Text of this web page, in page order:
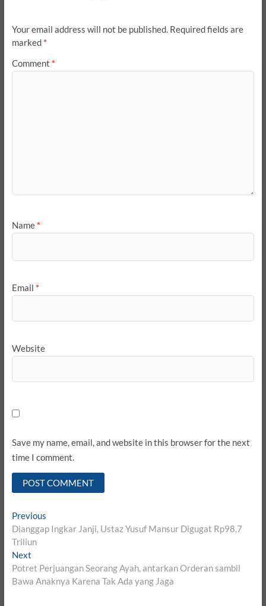
Your email address will not be published. Required fields are
marked *
Comment *
Name *
Email *
Website
Save my name, email, and website in this browser for the next
time I comment.
Post
navigation
PreviousPrevious
post:
Dianggap Ingkar Janji, Ustaz Yusuf Mansur Digugat Rp98,7
Triliun
NextNext
post:
Potret Perjuangan Seorang Ayah, antarkan Orderan sambil
Bawa Anaknya Karena Tak Ada yang Jaga